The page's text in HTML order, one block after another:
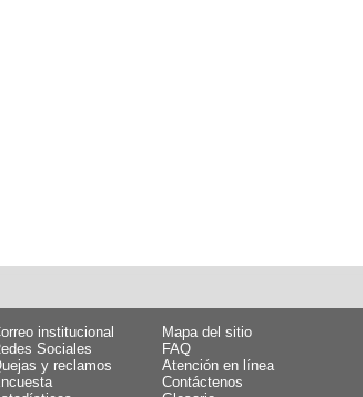
institucional
Mapa del sitio
Sociales
FAQ
y reclamos
Atención en línea
Contáctenos